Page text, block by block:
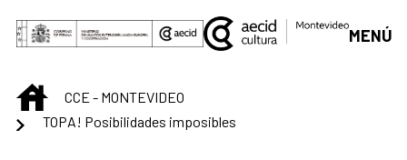
Saut au contenu principal
MENÚ
INICIOCCE - MONTEVIDEO
TOPA! Posibilidades imposibles